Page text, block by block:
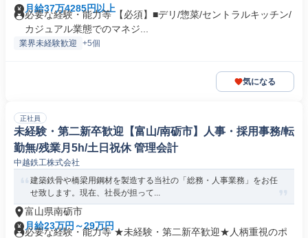
月給37万4285円以上
必要な経験・能力等 【必須】■デリ/惣菜/セントラルキッチン/
カジュアル業態でのマネジ...
業界未経験歓迎 +5個
気になる
正社員
未経験・第二新卒歓迎【富山/南砺市】人事・採用事務/転
勤無/残業月5h/土日祝休 管理会計
中越鉄工株式会社
建築鉄骨や橋梁用鋼材を製造する当社の「総務・人事業務」をお任
せ致します。現在、社長が担って...
富山県南砺市
月給23万円～29万円
必要な経験・能力等 ★未経験・第二新卒歓迎★人柄重視のポ